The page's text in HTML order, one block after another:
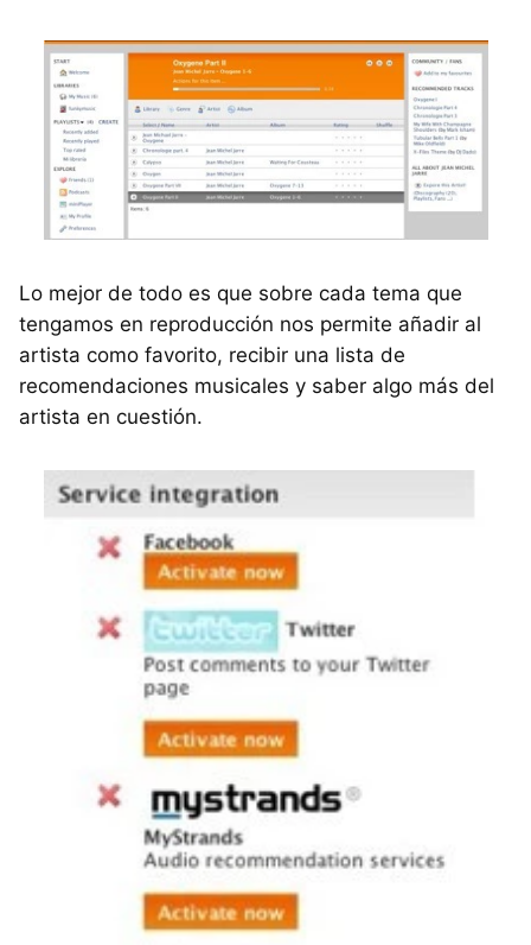
Lo mejor de todo es que sobre cada tema que
tengamos en reproducción nos permite añadir al
artista como favorito, recibir una lista de
recomendaciones musicales y saber algo más del
artista en cuestión.